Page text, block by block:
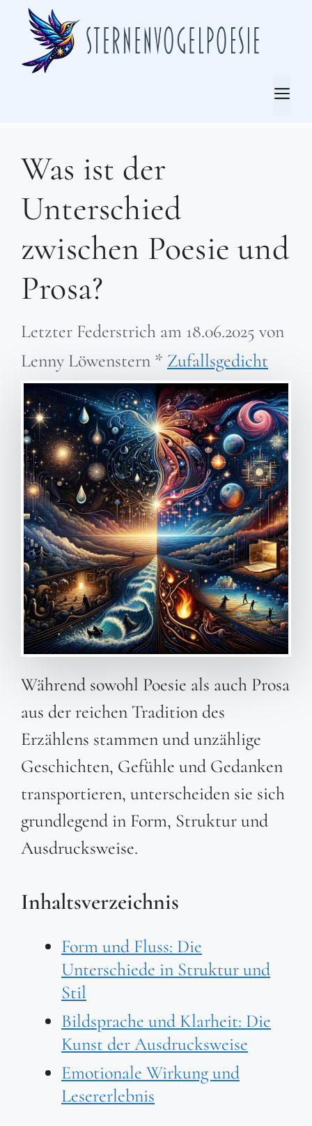
Zum
Inhalt
springen
Was ist der
Unterschied
zwischen Poesie und
Prosa?
Letzter Federstrich am 18.06.2025 von
Lenny Löwenstern * Zufallsgedicht
Während sowohl Poesie als auch Prosa
aus der reichen Tradition des
Erzählens stammen und unzählige
Geschichten, Gefühle und Gedanken
transportieren, unterscheiden sie sich
grundlegend in Form, Struktur und
Ausdrucksweise.
Inhaltsverzeichnis
Form und Fluss: Die
Unterschiede in Struktur und
Stil
Bildsprache und Klarheit: Die
Kunst der Ausdrucksweise
Emotionale Wirkung und
Lesererlebnis